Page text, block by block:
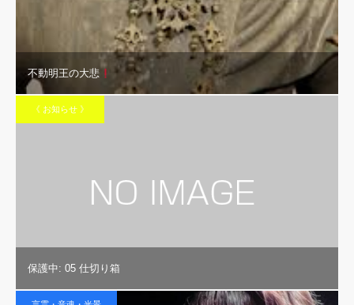
不動明王の大悲
《 お知らせ 》
保護中: 05 仕切り箱